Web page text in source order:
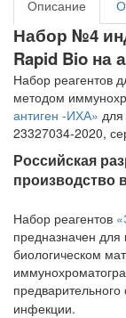
Описание
Набор №4
Rapid Bio на
Набор реагентов
методом
антиген -ИХА»
23327034-2020,
Российская
производство
Набор реагентов
предназначен для
биологическом
инфекции.